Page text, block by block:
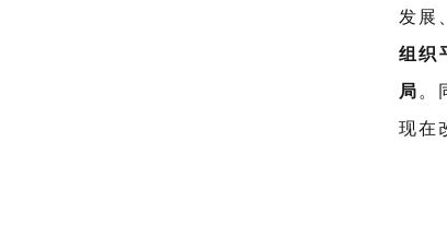
发展
组织
局。
现在